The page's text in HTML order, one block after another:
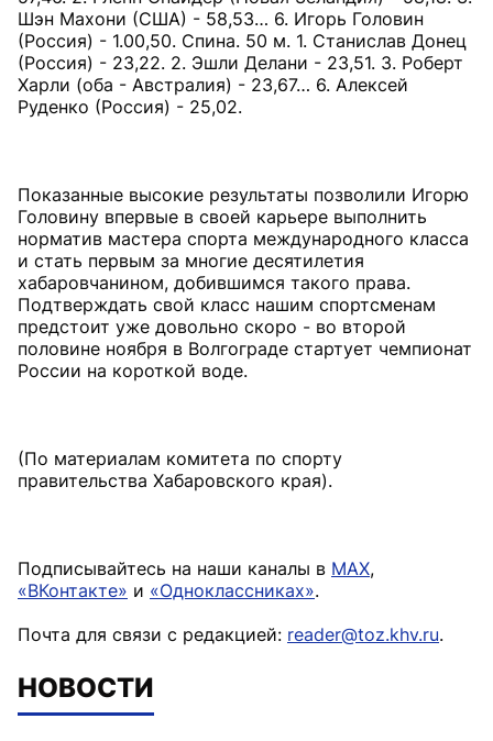
Шэн Махони (США) - 58,53… 6. Игорь Головин
(Россия) - 1.00,50. Спина. 50 м. 1. Станислав Донец
(Россия) - 23,22. 2. Эшли Делани - 23,51. 3. Роберт
Харли (оба - Австралия) - 23,67… 6. Алексей
Руденко (Россия) - 25,02.
Показанные высокие результаты позволили Игорю
Головину впервые в своей карьере выполнить
норматив мастера спорта международного класса
и стать первым за многие десятилетия
хабаровчанином, добившимся такого права.
Подтверждать свой класс нашим спортсменам
предстоит уже довольно скоро - во второй
половине ноября в Волгограде стартует чемпионат
России на короткой воде.
(По материалам комитета по спорту
правительства Хабаровского края).
Подписывайтесь на наши каналы в MAX,
«ВКонтакте» и «Одноклассниках».
Почта для связи с редакцией: reader@toz.khv.ru.
НОВОСТИ